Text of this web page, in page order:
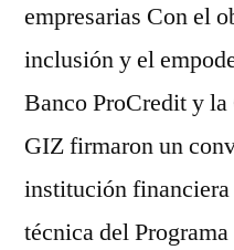
empresarias Con el
inclusión y el
Banco ProCredit y
GIZ firmaron un
institución financiera
técnica del